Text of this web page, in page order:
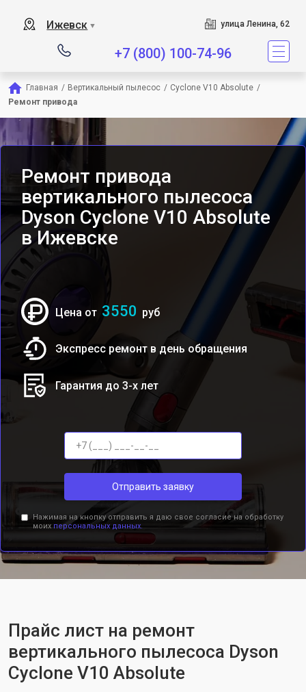
Ижевск ▼ улица Ленина, 62
+7 (800) 100-74-96
Главная / Вертикальный пылесос / Cyclone V10 Absolute /
Ремонт привода
Ремонт привода
вертикального пылесоса
Dyson Cyclone V10 Absolute
в Ижевске
Цена от 3550 руб
Экспресс ремонт в день обращения
Гарантия до 3-х лет
Отправить заявку
Нажимая на кнопку отправить я даю свое согласие на обработку
моих персональных данных.
Прайс лист на ремонт
вертикального пылесоса Dyson
Cyclone V10 Absolute